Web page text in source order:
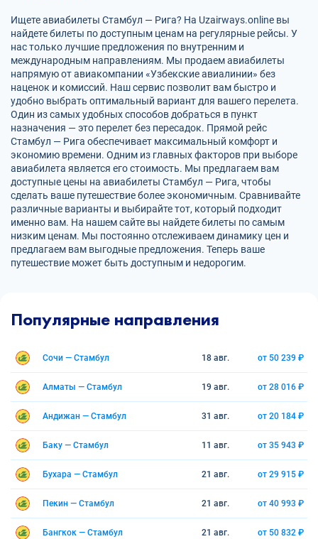
Ищете авиабилеты Стамбул — Рига? На Uzairways.online вы
найдете билеты по доступным ценам на регулярные рейсы. У
нас только лучшие предложения по внутренним и
международным направлениям. Мы продаем авиабилеты
напрямую от авиакомпании «Узбекские авиалинии» без
наценок и комиссий. Наш сервис позволит вам быстро и
удобно выбрать оптимальный вариант для вашего перелета.
Один из самых удобных способов добраться в пункт
назначения — это перелет без пересадок. Прямой рейс
Стамбул — Рига обеспечивает максимальный комфорт и
экономию времени. Одним из главных факторов при выборе
авиабилета является его стоимость. Мы предлагаем вам
доступные цены на авиабилеты Стамбул — Рига, чтобы
сделать ваше путешествие более экономичным. Сравнивайте
различные варианты и выбирайте тот, который подходит
именно вам. На нашем сайте вы найдете билеты по самым
низким ценам. Мы постоянно отслеживаем динамику цен и
предлагаем вам выгодные предложения. Теперь ваше
путешествие может быть доступным и недорогим.
Популярные направления
Сочи — Стамбул 18 авг. от 50 239 ₽
Алматы — Стамбул 19 авг. от 28 016 ₽
Андижан — Стамбул 31 авг. от 20 184 ₽
Баку — Стамбул 11 авг. от 35 943 ₽
Бухара — Стамбул 21 авг. от 29 915 ₽
Пекин — Стамбул 21 авг. от 40 993 ₽
Бангкок — Стамбул 21 авг. от 50 832 ₽